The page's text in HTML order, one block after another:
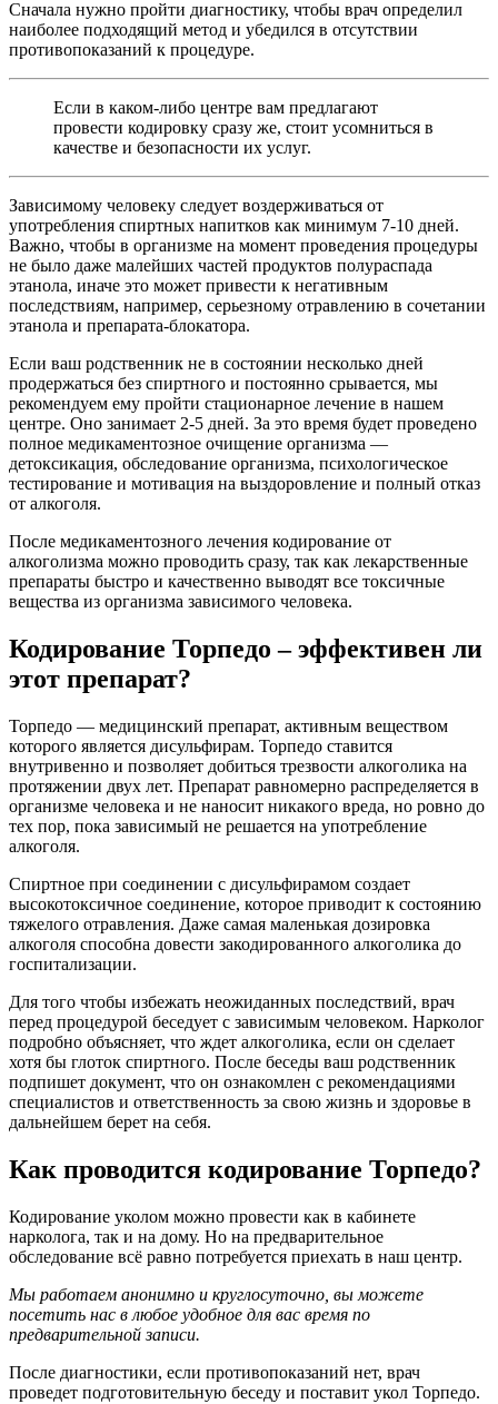
Сначала нужно пройти диагностику, чтобы врач определил
наиболее подходящий метод и убедился в отсутствии
противопоказаний к процедуре.
Если в каком-либо центре вам предлагают
провести кодировку сразу же, стоит усомниться в
качестве и безопасности их услуг.
Зависимому человеку следует воздерживаться от
употребления спиртных напитков как минимум 7-10 дней.
Важно, чтобы в организме на момент проведения процедуры
не было даже малейших частей продуктов полураспада
этанола, иначе это может привести к негативным
последствиям, например, серьезному отравлению в сочетании
этанола и препарата-блокатора.
Если ваш родственник не в состоянии несколько дней
продержаться без спиртного и постоянно срывается, мы
рекомендуем ему пройти стационарное лечение в нашем
центре. Оно занимает 2-5 дней. За это время будет проведено
полное медикаментозное очищение организма —
детоксикация, обследование организма, психологическое
тестирование и мотивация на выздоровление и полный отказ
от алкоголя.
После медикаментозного лечения кодирование от
алкоголизма можно проводить сразу, так как лекарственные
препараты быстро и качественно выводят все токсичные
вещества из организма зависимого человека.
Кодирование Торпедо – эффективен ли
этот препарат?
Торпедо — медицинский препарат, активным веществом
которого является дисульфирам. Торпедо ставится
внутривенно и позволяет добиться трезвости алкоголика на
протяжении двух лет. Препарат равномерно распределяется в
организме человека и не наносит никакого вреда, но ровно до
тех пор, пока зависимый не решается на употребление
алкоголя.
Спиртное при соединении с дисульфирамом создает
высокотоксичное соединение, которое приводит к состоянию
тяжелого отравления. Даже самая маленькая дозировка
алкоголя способна довести закодированного алкоголика до
госпитализации.
Для того чтобы избежать неожиданных последствий, врач
перед процедурой беседует с зависимым человеком. Нарколог
подробно объясняет, что ждет алкоголика, если он сделает
хотя бы глоток спиртного. После беседы ваш родственник
подпишет документ, что он ознакомлен с рекомендациями
специалистов и ответственность за свою жизнь и здоровье в
дальнейшем берет на себя.
Как проводится кодирование Торпедо?
Кодирование уколом можно провести как в кабинете
нарколога, так и на дому. Но на предварительное
обследование всё равно потребуется приехать в наш центр.
Мы работаем анонимно и круглосуточно, вы можете
посетить нас в любое удобное для вас время по
предварительной записи.
После диагностики, если противопоказаний нет, врач
проведет подготовительную беседу и поставит укол Торпедо.